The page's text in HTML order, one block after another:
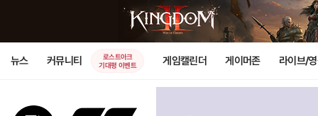
뉴스 커뮤니티
로스트아크
기대평 이벤트
게임캘린더 게이머존 라이브/